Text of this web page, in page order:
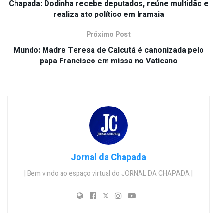
Chapada: Dodinha recebe deputados, reúne multidão e
realiza ato político em Iramaia
Próximo Post
Mundo: Madre Teresa de Calcutá é canonizada pelo
papa Francisco em missa no Vaticano
Jornal da Chapada
| Bem vindo ao espaço virtual do JORNAL DA CHAPADA |